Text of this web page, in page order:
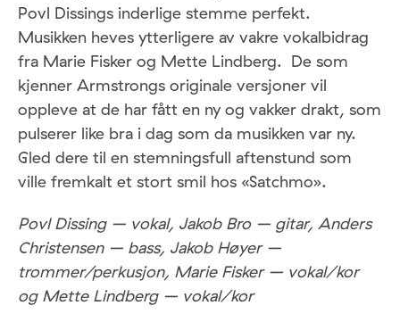
Povl Dissings inderlige stemme perfekt.
Musikken heves ytterligere av vakre vokalbidrag
fra Marie Fisker og Mette Lindberg. De som
kjenner Armstrongs originale versjoner vil
oppleve at de har fått en ny og vakker drakt, som
pulserer like bra i dag som da musikken var ny.
Gled dere til en stemningsfull aftenstund som
ville fremkalt et stort smil hos «Satchmo».
Povl Dissing – vokal, Jakob Bro – gitar, Anders
Christensen – bass, Jakob Høyer –
trommer/perkusjon, Marie Fisker – vokal/kor
og Mette Lindberg – vokal/kor